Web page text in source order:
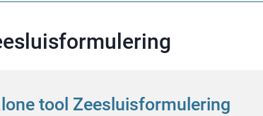
tool Zeesluisformulering